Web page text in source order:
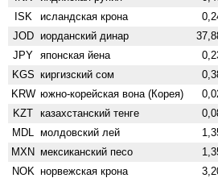
ISK исландская крона
JOD иорданский динар
JPY японская йена
KGS киргизский сом
KRW южно-корейская вона (Корея)
KZT казахстанский тенге
MDL молдовский лей
MXN мексиканский песо
NOK норвежская крона